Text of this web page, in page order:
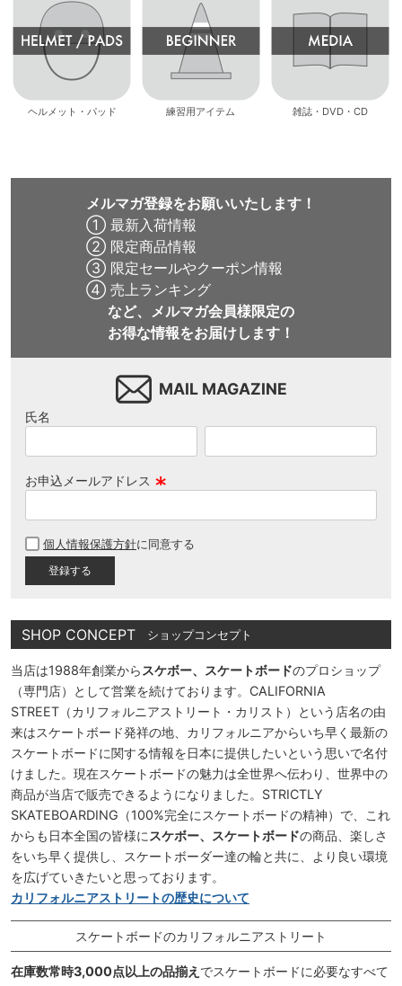
ヘルメット・パッド 練習用アイテム 雑誌・DVD・CD
メルマガ登録をお願いいたします！
① 最新入荷情報
② 限定商品情報
③ 限定セールやクーポン情報
④ 売上ランキング
など、メルマガ会員様限定の
お得な情報をお届けします！
MAIL MAGAZINE
氏名
お申込メールアドレス
須
個人情報保護方針に同意する
SHOP CONCEPT ショップコンセプト
当店は1988年創業から スケボー、スケートボードのプロショップ
（専門店）として営業を続けております。CALIFORNIA
STREET（カリフォルニアストリート・カリスト）という店名の由
来はスケートボード発祥の地、カリフォルニアからいち早く最新の
スケートボードに関する情報を日本に提供したいという思いで名付
けました。現在スケートボードの魅力は全世界へ伝わり、世界中の
商品が当店で販売できるようになりました。STRICTLY
SKATEBOARDING（100%完全にスケートボードの精神）で、これ
からも日本全国の皆様に スケボー、スケートボードの商品、楽しさ
をいち早く提供し、スケートボーダー達の輪と共に、より良い環境
を広げていきたいと思っております。
カリフォルニアストリートの歴史について
スケートボードのカリフォルニアストリート
在庫数常時3,000点以上の品揃え でスケートボードに必要なすべて